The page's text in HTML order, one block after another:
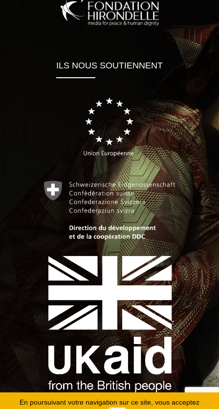
En poursuivant votre navigation sur ce site, vous acceptez
ILS NOUS SOUTIENNENT